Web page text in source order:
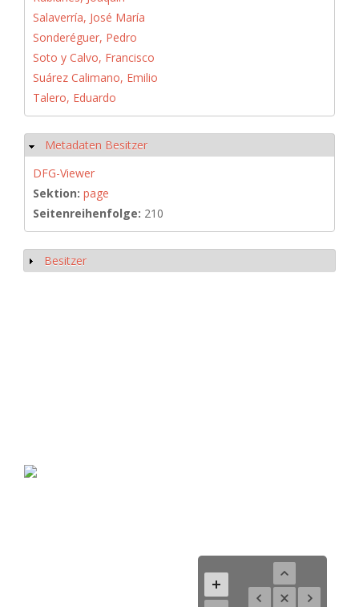
Salaverría, José María
Sonderéguer, Pedro
Soto y Calvo, Francisco
Suárez Calimano, Emilio
Talero, Eduardo
Hide
Metadaten Besitzer
DFG-Viewer
Sektion: page
Seitenreihenfolge: 210
Show
Besitzer